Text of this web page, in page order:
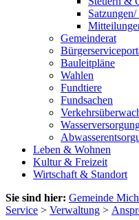
Gemeinderat
Bauleitpläne
Wahlen
Fundtiere
Fundsachen
Leben & Wohnen
Kultur & Freizeit
Wirtschaft & Standort
Sie sind hier: Gemeinde
Service > Verwaltung >